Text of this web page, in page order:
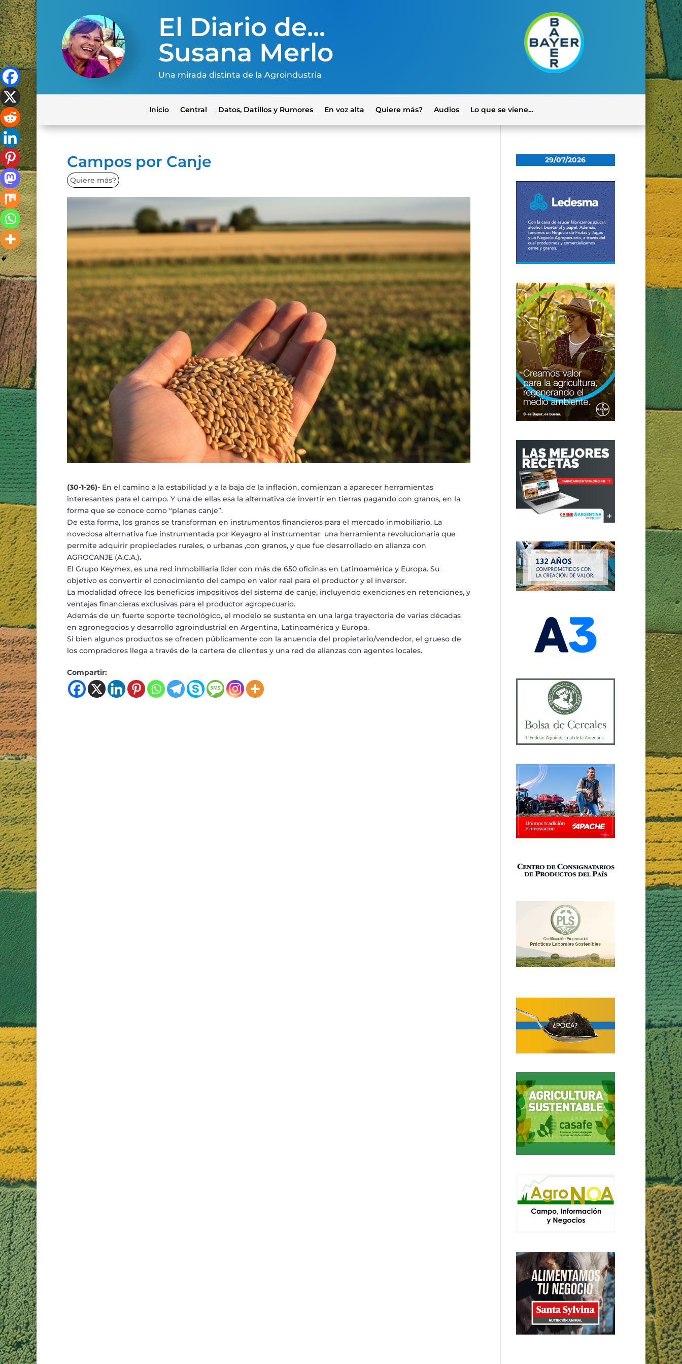
El Diario de...
Susana Merlo
Una mirada distinta de la Agroindustria
Inicio Central Datos, Datillos y Rumores En voz alta Quiere más? Audios Lo que se viene…
Campos por Canje
Quiere más?
(30-1-26)- En el camino a la estabilidad y a la baja de la inflación, comienzan a aparecer herramientas
interesantes para el campo. Y una de ellas esa la alternativa de invertir en tierras pagando con granos, en la
forma que se conoce como “planes canje”.
De esta forma, los granos se transforman en instrumentos financieros para el mercado inmobiliario. La
novedosa alternativa fue instrumentada por Keyagro al instrumentar una herramienta revolucionaria que
permite adquirir propiedades rurales, o urbanas ,con granos, y que fue desarrollado en alianza con
AGROCANJE (A.C.A.).
El Grupo Keymex, es una red inmobiliaria líder con más de 650 oficinas en Latinoamérica y Europa. Su
objetivo es convertir el conocimiento del campo en valor real para el productor y el inversor.
La modalidad ofrece los beneficios impositivos del sistema de canje, incluyendo exenciones en retenciones, y
ventajas financieras exclusivas para el productor agropecuario.
Además de un fuerte soporte tecnológico, el modelo se sustenta en una larga trayectoria de varias décadas
en agronegocios y desarrollo agroindustrial en Argentina, Latinoamérica y Europa.
Si bien algunos productos se ofrecen públicamente con la anuencia del propietario/vendedor, el grueso de
los compradores llega a través de la cartera de clientes y una red de alianzas con agentes locales.
Compartir:
29/07/2026